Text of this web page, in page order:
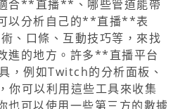
合**直播**、哪些管道能帶
以分析自己的**直播**表
、口條、互動技巧等，來找
進的地方。許多**直播平台
，例如Twitch的分析面板、
可以利用這些工具來收集
也可以使用一些第三方的數據